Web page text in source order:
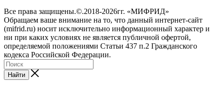
Все права защищены.©.2018-2026гг. «МИФРИД»
Обращаем ваше внимание на то, что данный интернет-сайт
(mifrid.ru) носит исключительно информационный характер и
ни при каких условиях не является публичной офертой,
определяемой положениями Статьи 437 п.2 Гражданского
кодекса Российской Федерации.
Найти